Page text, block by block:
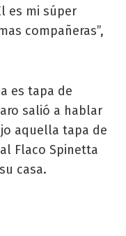
es mi súper
compañeras”,
es tapa de
salió a hablar
aquella tapa de
Flaco Spinetta
casa.